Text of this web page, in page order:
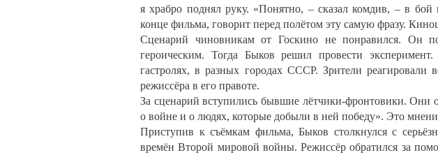
я храбро поднял руку. «Понятно, – сказал комдив, – в
конце фильма, говорит перед полётом эту самую фразу.
Сценарий чиновникам от Госкино не понравился. Он
героическим. Тогда Быков решил провести
гастролях, в разных городах СССР. Зрители
режиссёра в его правоте.
За сценарий вступились бывшие лётчики-фронтовики. Они
о войне и о людях, которые добыли в ней победу». Это
Приступив к съёмкам фильма, Быков столкнулся с
времён Второй мировой войны. Режиссёр обратился за